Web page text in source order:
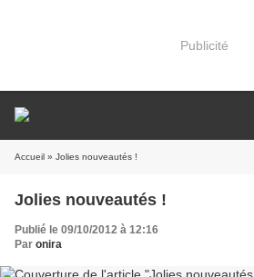
Publicité
Accueil » Jolies nouveautés !
Jolies nouveautés !
Publié le 09/10/2012 à 12:16
Par onira